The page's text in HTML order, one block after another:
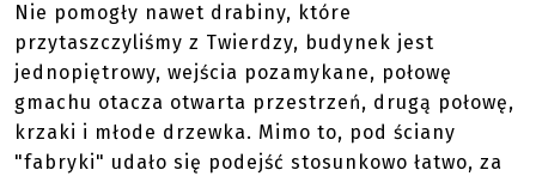
Nie pomogły nawet drabiny, które
przytaszczyliśmy z Twierdzy, budynek jest
jednopiętrowy, wejścia pozamykane, połowę
gmachu otacza otwarta przestrzeń, drugą połowę,
krzaki i młode drzewka. Mimo to, pod ściany
"fabryki" udało się podejść stosunkowo łatwo, za